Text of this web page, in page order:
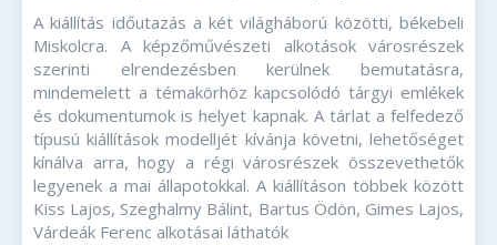
A kiállítás időutazás a két világháború közötti, békebeli
Miskolcra. A képzőművészeti alkotások városrészek
szerinti elrendezésben kerülnek bemutatásra,
mindemelett a témakörhöz kapcsolódó tárgyi emlékek
és dokumentumok is helyet kapnak. A tárlat a felfedező
típusú kiállítások modelljét kívánja követni, lehetőséget
kínálva arra, hogy a régi városrészek összevethetők
legyenek a mai állapotokkal. A kiállításon többek között
Kiss Lajos, Szeghalmy Bálint, Bartus Ödön, Gimes Lajos,
Várdeák Ferenc alkotásai láthatók